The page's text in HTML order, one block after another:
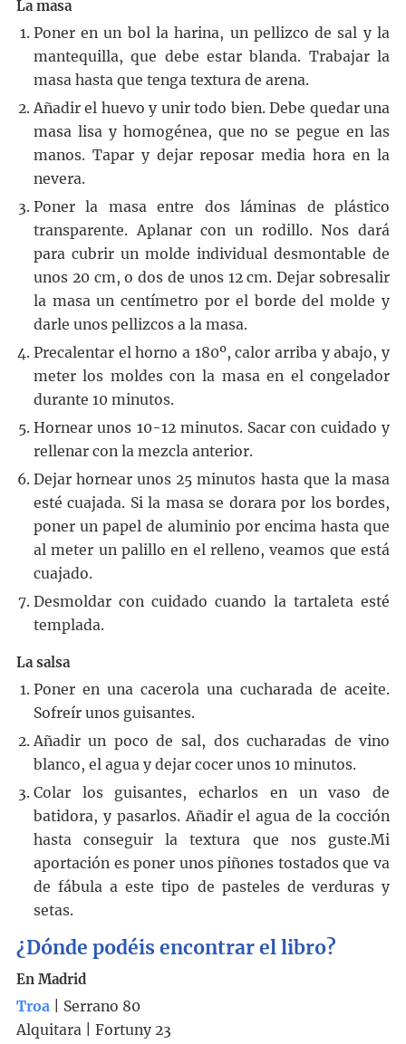
La masa
Poner en un bol la harina, un pellizco de sal y la
mantequilla, que debe estar blanda. Trabajar la
masa hasta que tenga textura de arena.
Añadir el huevo y unir todo bien. Debe quedar una
masa lisa y homogénea, que no se pegue en las
manos. Tapar y dejar reposar media hora en la
nevera.
Poner la masa entre dos láminas de plástico
transparente. Aplanar con un rodillo. Nos dará
para cubrir un molde individual desmontable de
unos 20 cm, o dos de unos 12 cm. Dejar sobresalir
la masa un centímetro por el borde del molde y
darle unos pellizcos a la masa.
Precalentar el horno a 180º, calor arriba y abajo, y
meter los moldes con la masa en el congelador
durante 10 minutos.
Hornear unos 10-12 minutos. Sacar con cuidado y
rellenar con la mezcla anterior.
Dejar hornear unos 25 minutos hasta que la masa
esté cuajada. Si la masa se dorara por los bordes,
poner un papel de aluminio por encima hasta que
al meter un palillo en el relleno, veamos que está
cuajado.
Desmoldar con cuidado cuando la tartaleta esté
templada.
La salsa
Poner en una cacerola una cucharada de aceite.
Sofreír unos guisantes.
Añadir un poco de sal, dos cucharadas de vino
blanco, el agua y dejar cocer unos 10 minutos.
Colar los guisantes, echarlos en un vaso de
batidora, y pasarlos. Añadir el agua de la cocción
hasta conseguir la textura que nos guste.Mi
aportación es poner unos piñones tostados que va
de fábula a este tipo de pasteles de verduras y
setas.
¿Dónde podéis encontrar el libro?
En Madrid
Troa| Serrano 80
Alquitara | Fortuny 23